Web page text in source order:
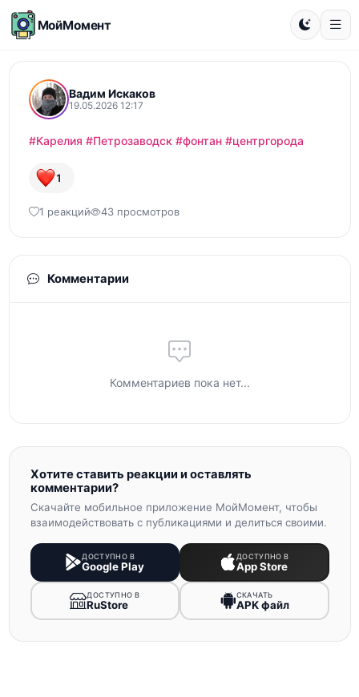
МойМомент
Вадим Искаков
19.05.2026 12:17
#Карелия #Петрозаводск #фонтан #центргорода
1
1 реакций 43 просмотров
Комментарии
Комментариев пока нет...
Хотите ставить реакции и оставлять
комментарии?
Скачайте мобильное приложение МойМомент, чтобы
взаимодействовать с публикациями и делиться своими.
ДОСТУПНО В
Google Play
ДОСТУПНО В
App Store
ДОСТУПНО В
RuStore
СКАЧАТЬ
APK файл